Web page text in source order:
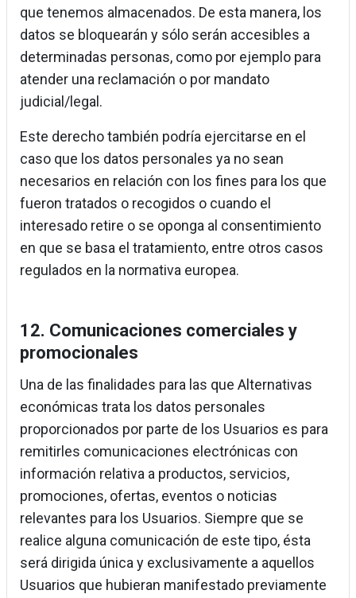
que tenemos almacenados. De esta manera, los
datos se bloquearán y sólo serán accesibles a
determinadas personas, como por ejemplo para
atender una reclamación o por mandato
judicial/legal.
Este derecho también podría ejercitarse en el
caso que los datos personales ya no sean
necesarios en relación con los fines para los que
fueron tratados o recogidos o cuando el
interesado retire o se oponga al consentimiento
en que se basa el tratamiento, entre otros casos
regulados en la normativa europea.
12. Comunicaciones comerciales y
promocionales
Una de las finalidades para las que Alternativas
económicas trata los datos personales
proporcionados por parte de los Usuarios es para
remitirles comunicaciones electrónicas con
información relativa a productos, servicios,
promociones, ofertas, eventos o noticias
relevantes para los Usuarios. Siempre que se
realice alguna comunicación de este tipo, ésta
será dirigida única y exclusivamente a aquellos
Usuarios que hubieran manifestado previamente